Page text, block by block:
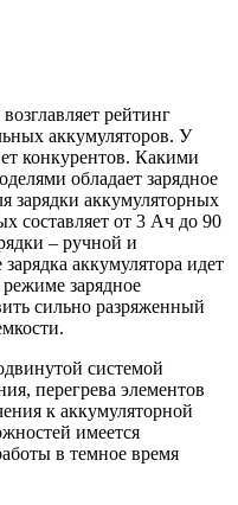
рейтинг
аккумуляторов. У
конкурентов. Какими
обладает зарядное
зарядки аккумуляторных
составляет от 3 Ач до 90
– ручной и
аккумулятора идет
зарядное
сильно разряженный
системой
перегрева элементов
к аккумуляторной
имеется
в темное время